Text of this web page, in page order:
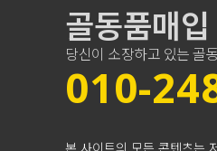
골동품매입
당신이 소장하고 있는 골
010-
본 사이트의 모든 콘텐츠는